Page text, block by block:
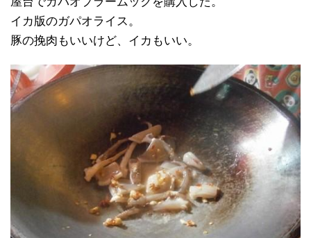
イカ版のガパオライス。
豚の挽肉もいいけど、イカもいい。